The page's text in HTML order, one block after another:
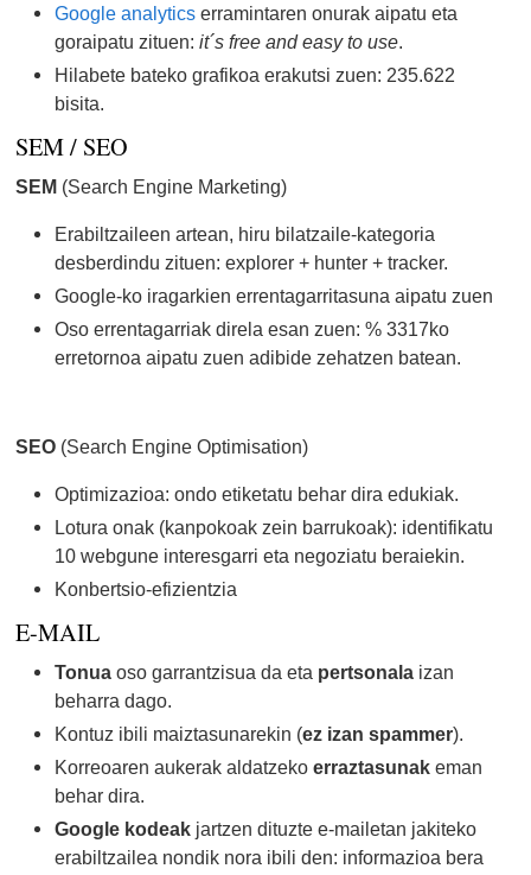
Google analyticserramintaren onurak aipatu eta
goraipatu zituen: it´s free and easy to use.
Hilabete bateko grafikoa erakutsi zuen: 235.622
bisita.
SEM / SEO
SEM (Search Engine Marketing)
Erabiltzaileen artean, hiru bilatzaile-kategoria
desberdindu zituen: explorer + hunter + tracker.
Google-ko iragarkien errentagarritasuna aipatu zuen
Oso errentagarriak direla esan zuen: % 3317ko
erretornoa aipatu zuen adibide zehatzen batean.
SEO (Search Engine Optimisation)
Optimizazioa: ondo etiketatu behar dira edukiak.
Lotura onak (kanpokoak zein barrukoak): identifikatu
10 webgune interesgarri eta negoziatu beraiekin.
Konbertsio-efizientzia
E-MAIL
Tonuaoso garrantzisua da eta pertsonalaizan
beharra dago.
Kontuz ibili maiztasunarekin (ez izan spammer).
Korreoaren aukerak aldatzeko erraztasunakeman
behar dira.
Google kodeakjartzen dituzte e-mailetan jakiteko
erabiltzailea nondik nora ibili den: informazioa bera